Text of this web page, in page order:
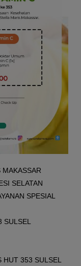
MAKASSAR
SELATAN
SPESIAL
SULSEL
HUT 353 SULSEL